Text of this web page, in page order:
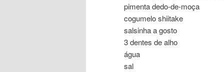
pimenta dedo-de-moça
cogumelo shiitake
salsinha a gosto
3 dentes de alho
água
sal